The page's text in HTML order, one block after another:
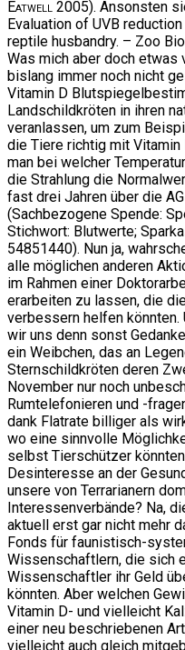
Eatwell 2005). Ansonsten
Evaluation of UVB
reptile husbandry. – Zoo
Was mich aber doch etwas
bislang immer noch nicht
Vitamin D
Landschildkröten in ihren
veranlassen, um zum
die Tiere richtig mit
man bei welcher
die Strahlung die
fast drei Jahren über die
(Sachbezogene Spende:
Stichwort: Blutwerte;
54851440). Nun ja,
alle möglichen anderen
im Rahmen einer
erarbeiten zu lassen, die
verbessern helfen
wir uns denn sonst
ein Weibchen, das an
Sternschildkröten deren
November nur noch
Rumtelefonieren und -
dank Flatrate billiger als
wo eine sinnvolle
selbst Tierschützer
Desinteresse an der
unsere von Terrarianern
Interessenverbände? Na,
aktuell erst gar nicht mehr
Fonds für faunistisch-
Wissenschaftlern, die sich
Wissenschaftler ihr Geld
könnten. Aber welchen
Vitamin D- und vielleicht
einer neu beschriebenen
vielleicht auch gleich